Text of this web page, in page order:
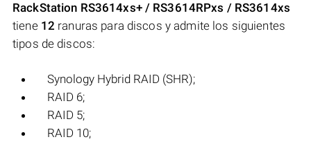
RackStation RS3614xs+ / RS3614RPxs / RS3614xs
tiene 12 ranuras para discos y admite los siguientes
tipos de discos:
Synology Hybrid RAID (SHR);
RAID 6;
RAID 5;
RAID 10;